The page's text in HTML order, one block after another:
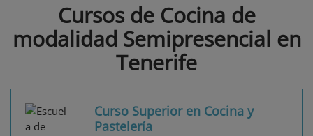
Cursos de Cocina de
modalidad Semipresencial en
Tenerife
Curso Superior en Cocina y
Pastelería